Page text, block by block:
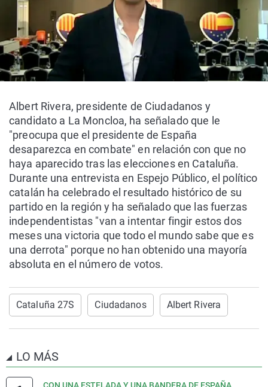
Albert Rivera, presidente de Ciudadanos y
candidato a La Moncloa, ha señalado que le
"preocupa que el presidente de España
desaparezca en combate" en relación con que no
haya aparecido tras las elecciones en Cataluña.
Durante una entrevista en Espejo Público, el político
catalán ha celebrado el resultado histórico de su
partido en la región y ha señalado que las fuerzas
independentistas "van a intentar fingir estos dos
meses una victoria que todo el mundo sabe que es
una derrota" porque no han obtenido una mayoría
absoluta en el número de votos.
Cataluña 27S Ciudadanos Albert Rivera
LO MÁS